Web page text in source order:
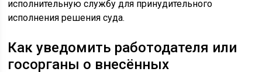
исполнительную службу для принудительного
исполнения решения суда.
Как уведомить работодателя или
госорганы о внесённых